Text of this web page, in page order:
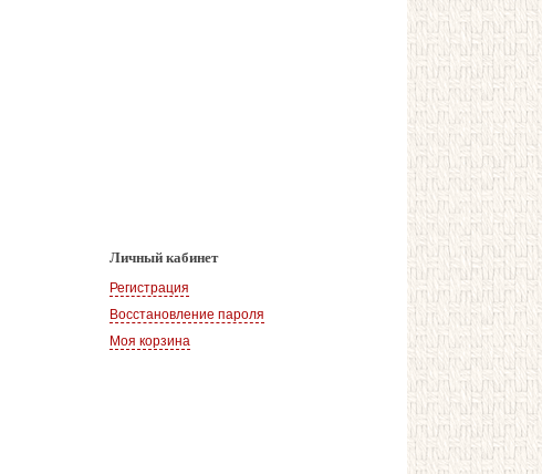
Личный кабинет
Регистрация
Восстановление пароля
Моя корзина